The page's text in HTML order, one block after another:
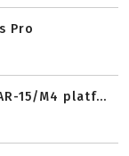
Pro
15/M4 platf...